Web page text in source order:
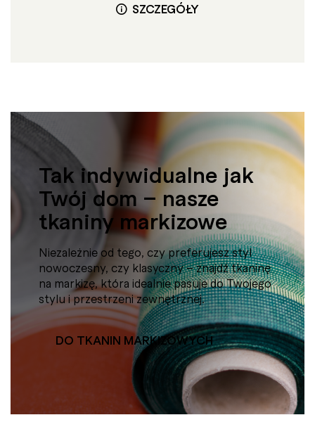
SZCZEGÓŁY
Tak indywidualne jak
Twój dom – nasze
tkaniny markizowe
Niezależnie od tego, czy preferujesz styl
nowoczesny, czy klasyczny – znajdź tkaninę
na markizę, która idealnie pasuje do Twojego
stylu i przestrzeni zewnętrznej.
DO TKANIN MARKIZOWYCH